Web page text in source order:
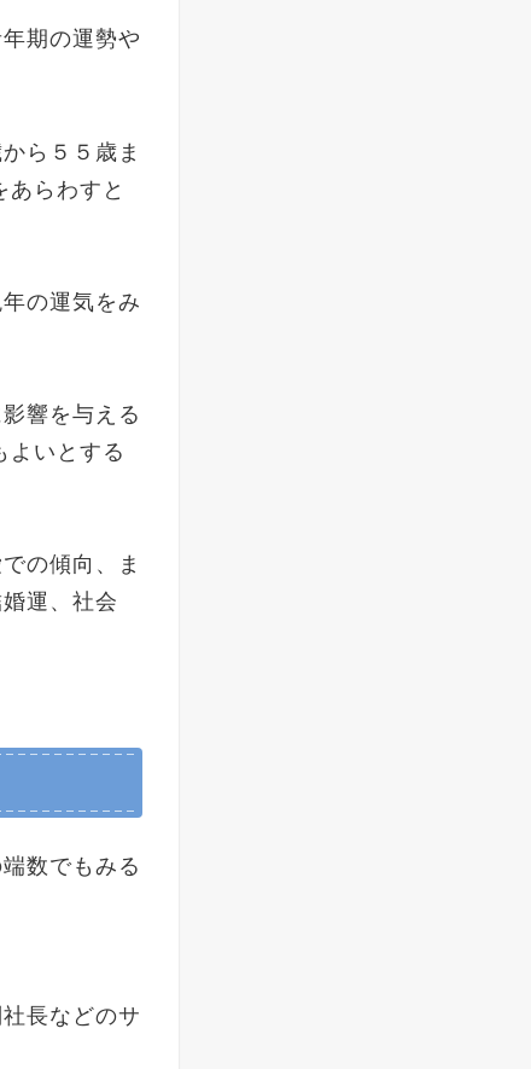
期の運勢や
ら５５歳ま
らわすと
の運気をみ
響を与える
よいとする
の傾向、ま
運、社会
数でもみる
長などのサ